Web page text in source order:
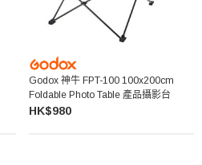
Godox 神牛 FPT-100 100x200cm
Foldable Photo Table 產品攝影台
HK$980